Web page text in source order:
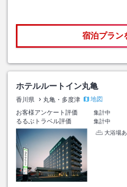
宿泊プラン
ホテルルートイン丸亀
香川県 丸亀・多度津
地図
お客様アンケート評価
集計中
るるぶトラベル評価
集計中
大浴場